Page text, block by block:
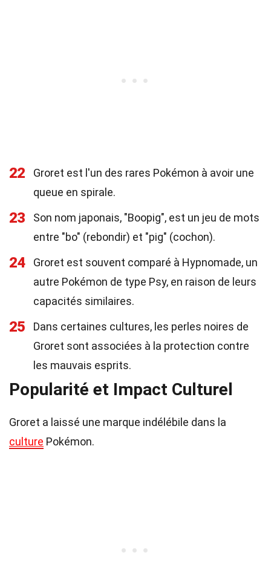
22
Groret est l'un des rares Pokémon à avoir une
queue en spirale.
23
Son nom japonais, "Boopig", est un jeu de mots
entre "bo" (rebondir) et "pig" (cochon).
24
Groret est souvent comparé à Hypnomade, un
autre Pokémon de type Psy, en raison de leurs
capacités similaires.
25
Dans certaines cultures, les perles noires de
Groret sont associées à la protection contre
les mauvais esprits.
Popularité et Impact Culturel
Groret a laissé une marque indélébile dans la
culture Pokémon.